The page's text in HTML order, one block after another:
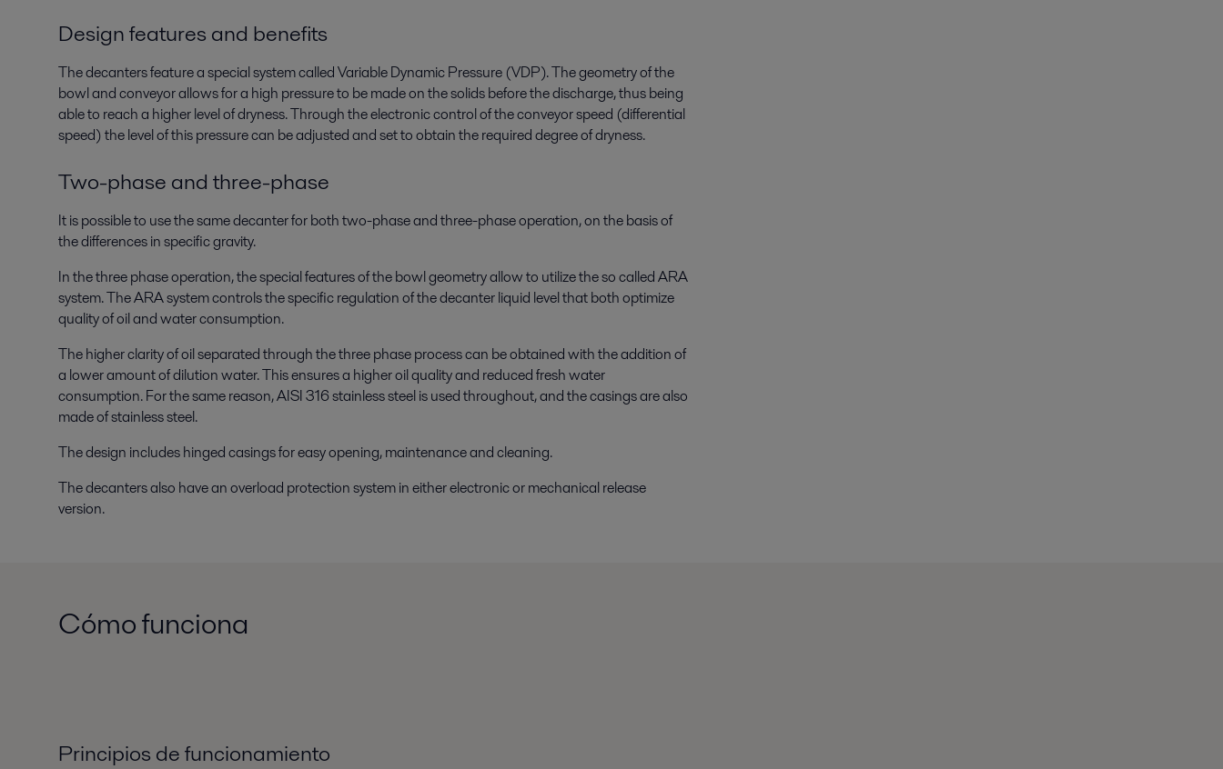
Design features and benefits
The decanters feature a special system called Variable Dynamic Pressure (VDP). The geometry of the
bowl and conveyor allows for a high pressure to be made on the solids before the discharge, thus being
able to reach a higher level of dryness. Through the electronic control of the conveyor speed (differential
speed) the level of this pressure can be adjusted and set to obtain the required degree of dryness.
Two-phase and three-phase
It is possible to use the same decanter for both two-phase and three-phase operation, on the basis of
the differences in specific gravity.
In the three phase operation, the special features of the bowl geometry allow to utilize the so called ARA
system. The ARA system controls the specific regulation of the decanter liquid level that both optimize
quality of oil and water consumption.
The higher clarity of oil separated through the three phase process can be obtained with the addition of
a lower amount of dilution water. This ensures a higher oil quality and reduced fresh water
consumption. For the same reason, AISI 316 stainless steel is used throughout, and the casings are also
made of stainless steel.
The design includes hinged casings for easy opening, maintenance and cleaning.
The decanters also have an overload protection system in either electronic or mechanical release
version.
Cómo funciona
Principios de funcionamiento